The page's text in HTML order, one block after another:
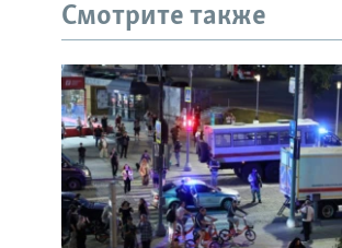
Смотрите также